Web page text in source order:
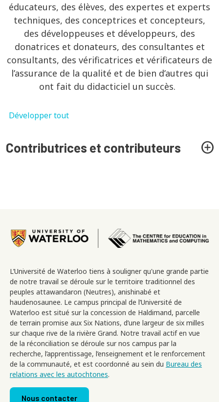
éducateurs, des élèves, des expertes et experts
techniques, des conceptrices et concepteurs,
des développeuses et développeurs, des
donatrices et donateurs, des consultantes et
consultants, des vérificatrices et vérificateurs de
l’assurance de la qualité et de bien d’autres qui
ont fait du didacticiel un succès.
Développer tout
Contributrices et contributeurs
Image
L’Université de Waterloo tiens à souligner qu'une grande partie
de notre travail se déroule sur le territoire traditionnel des
peuples attawandaron (Neutres), anishinabé et
haudenosaunee. Le campus principal de l’Université de
Waterloo est situé sur la concession de Haldimand, parcelle
de terrain promise aux Six Nations, d’une largeur de six milles
sur chaque rive de la rivière Grand. Notre travail actif en vue
de la réconciliation se déroule sur nos campus par la
recherche, l’apprentissage, l’enseignement et le renforcement
de la communauté, et est coordonné au sein du Bureau des
relations avec les autochtones.
Nous contacter